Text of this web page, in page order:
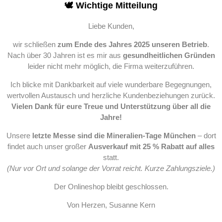
🕊️ Wichtige Mitteilung
Liebe Kunden,
wir schließen zum Ende des Jahres 2025 unseren Betrieb.
Nach über 30 Jahren ist es mir aus gesundheitlichen Gründen
leider nicht mehr möglich, die Firma weiterzuführen.
Ich blicke mit Dankbarkeit auf viele wunderbare Begegnungen,
wertvollen Austausch und herzliche Kundenbeziehungen zurück.
Vielen Dank für eure Treue und Unterstützung über all die
Jahre!
Unsere letzte Messe sind die Mineralien-Tage München– dort
findet auch unser großer Ausverkauf mit 25 % Rabatt auf alles
statt.
(Nur vor Ort und solange der Vorrat reicht. Kurze Zahlungsziele.)
Der Onlineshop bleibt geschlossen.
Von Herzen, Susanne Kern